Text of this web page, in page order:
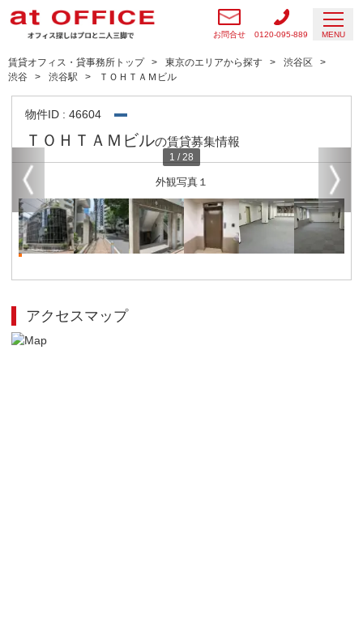
お問合せ 0120-095-889 MENU
賃貸オフィス・貸事務所トップ 東京のエリアから探す
渋谷区
渋谷
渋谷駅 ＴＯＨＴＡＭビル
物件ID : 46604
ＴＯＨＴＡＭビルの賃貸募集情報
外観写真１
1 /28
アクセスマップ